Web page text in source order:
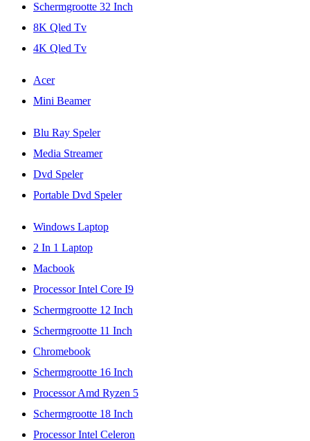
Schermgrootte 32 Inch
8K Qled Tv
4K Qled Tv
Acer
Mini Beamer
Blu Ray Speler
Media Streamer
Dvd Speler
Portable Dvd Speler
Windows Laptop
2 In 1 Laptop
Macbook
Processor Intel Core I9
Schermgrootte 12 Inch
Schermgrootte 11 Inch
Chromebook
Schermgrootte 16 Inch
Processor Amd Ryzen 5
Schermgrootte 18 Inch
Processor Intel Celeron